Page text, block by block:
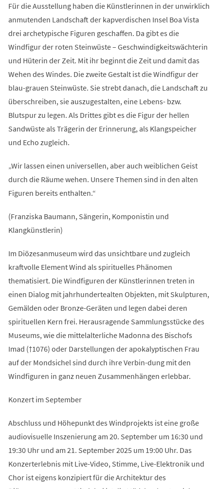
Für die Ausstellung haben die Künstlerinnen in der unwirklich
anmutenden Landschaft der kapverdischen Insel Boa Vista
drei archetypische Figuren geschaffen. Da gibt es die
Windfigur der roten Steinwüste – Geschwindigkeitswächterin
und Hüterin der Zeit. Mit ihr beginnt die Zeit und damit das
Wehen des Windes. Die zweite Gestalt ist die Windfigur der
blau-grauen Steinwüste. Sie strebt danach, die Landschaft zu
überschreiben, sie auszugestalten, eine Lebens- bzw.
Blutspur zu legen. Als Drittes gibt es die Figur der hellen
Sandwüste als Trägerin der Erinnerung, als Klangspeicher
und Echo zugleich.
„Wir lassen einen universellen, aber auch weiblichen Geist
durch die Räume wehen. Unsere Themen sind in den alten
Figuren bereits enthalten.“
(Franziska Baumann, Sängerin, Komponistin und
Klangkünstlerin)
Im Diözesanmuseum wird das unsichtbare und zugleich
kraftvolle Element Wind als spirituelles Phänomen
thematisiert. Die Windfiguren der Künstlerinnen treten in
einen Dialog mit jahrhundertealten Objekten, mit Skulpturen,
Gemälden oder Bronze-Geräten und legen dabei deren
spirituellen Kern frei. Herausragende Sammlungsstücke des
Museums, wie die mittelalterliche Madonna des Bischofs
Imad (†1076) oder Darstellungen der apokalyptischen Frau
auf der Mondsichel sind durch ihre Verbin-dung mit den
Windfiguren in ganz neuen Zusammenhängen erlebbar.
Konzert im September
Abschluss und Höhepunkt des Windprojekts ist eine große
audiovisuelle Inszenierung am 20. September um 16:30 und
19:30 Uhr und am 21. September 2025 um 19:00 Uhr. Das
Konzerterlebnis mit Live-Video, Stimme, Live-Elektronik und
Chor ist eigens konzipiert für die Architektur des